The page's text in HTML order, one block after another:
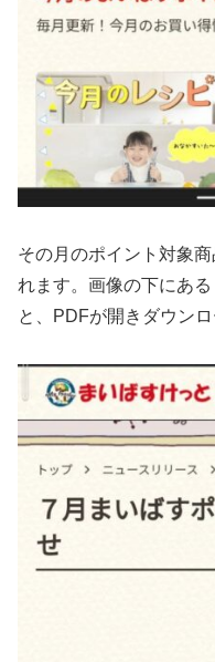
その月のポイント対象
れます。画像の下にある
と、PDFが開きダウン